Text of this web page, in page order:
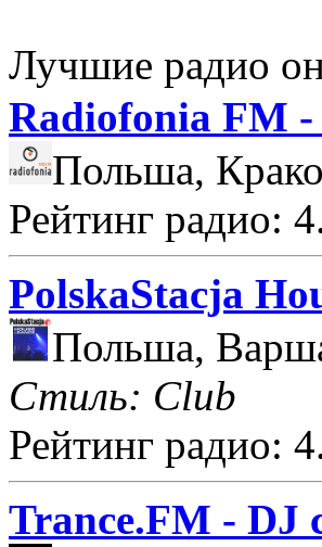
Лучшие радио
Radiofonia FM
Польша,
Рейтинг радио:
PolskaStacja
Польша,
Стиль: Club
Рейтинг радио:
Trance.FM - DJ